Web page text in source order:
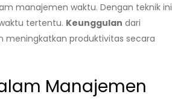
manajemen waktu. Dengan teknik
tertentu. Keunggulan dari
produktivitas secara
Manajemen